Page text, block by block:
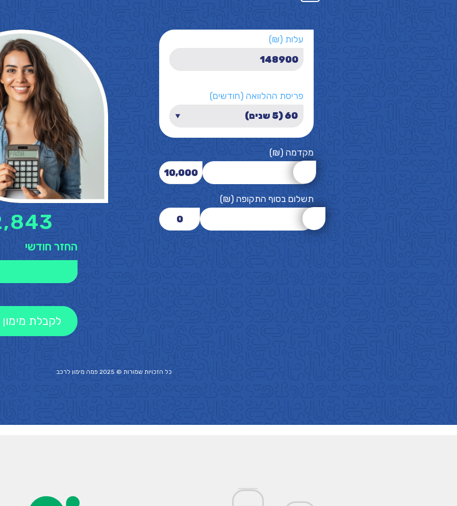
עלות (₪)
פריסת ההלוואה (חודשים)
מקדמה (₪)
10,000
תשלום בסוף התקופה (₪)
0
החזר חודשי
לקבלת
כל הזכויות שמורות © 2025 פמה מימון לרכב